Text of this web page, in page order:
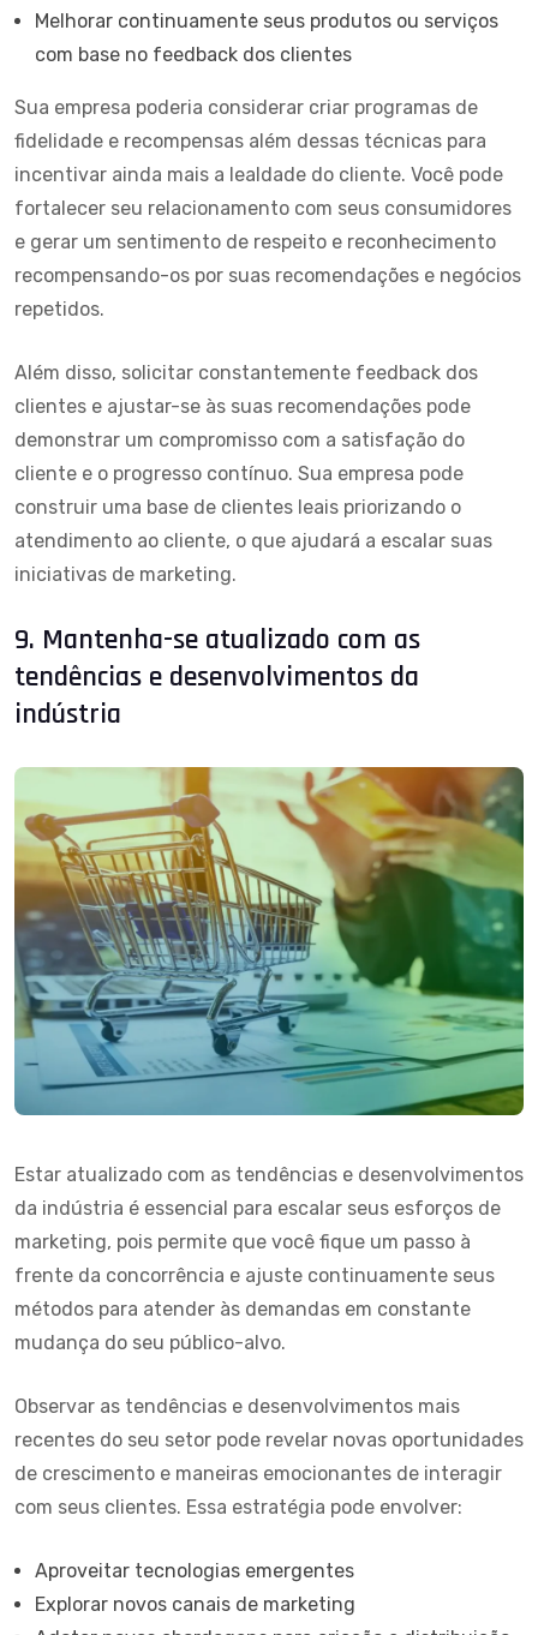
Melhorar continuamente seus produtos ou serviços
com base no feedback dos clientes
Sua empresa poderia considerar criar programas de
fidelidade e recompensas além dessas técnicas para
incentivar ainda mais a lealdade do cliente. Você pode
fortalecer seu relacionamento com seus consumidores
e gerar um sentimento de respeito e reconhecimento
recompensando-os por suas recomendações e negócios
repetidos.
Além disso, solicitar constantemente feedback dos
clientes e ajustar-se às suas recomendações pode
demonstrar um compromisso com a satisfação do
cliente e o progresso contínuo. Sua empresa pode
construir uma base de clientes leais priorizando o
atendimento ao cliente, o que ajudará a escalar suas
iniciativas de marketing.
9. Mantenha-se atualizado com as
tendências e desenvolvimentos da
indústria
Estar atualizado com as tendências e desenvolvimentos
da indústria é essencial para escalar seus esforços de
marketing, pois permite que você fique um passo à
frente da concorrência e ajuste continuamente seus
métodos para atender às demandas em constante
mudança do seu público-alvo.
Observar as tendências e desenvolvimentos mais
recentes do seu setor pode revelar novas oportunidades
de crescimento e maneiras emocionantes de interagir
com seus clientes. Essa estratégia pode envolver:
Aproveitar tecnologias emergentes
Explorar novos canais de marketing